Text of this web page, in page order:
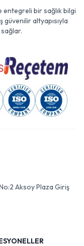
entegreli bir sağlık bilgi
altyapısıyla
Aksoy Plaza Giriş